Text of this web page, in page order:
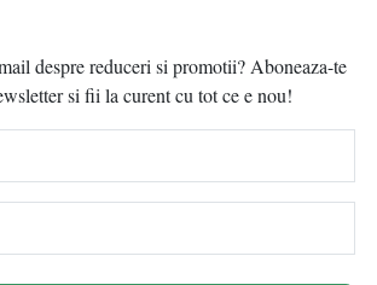
despre reduceri si promotii? Aboneaza-te
si fii la curent cu tot ce e nou!